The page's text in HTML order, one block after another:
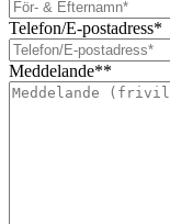
Telefon/E-postadress*
Meddelande**